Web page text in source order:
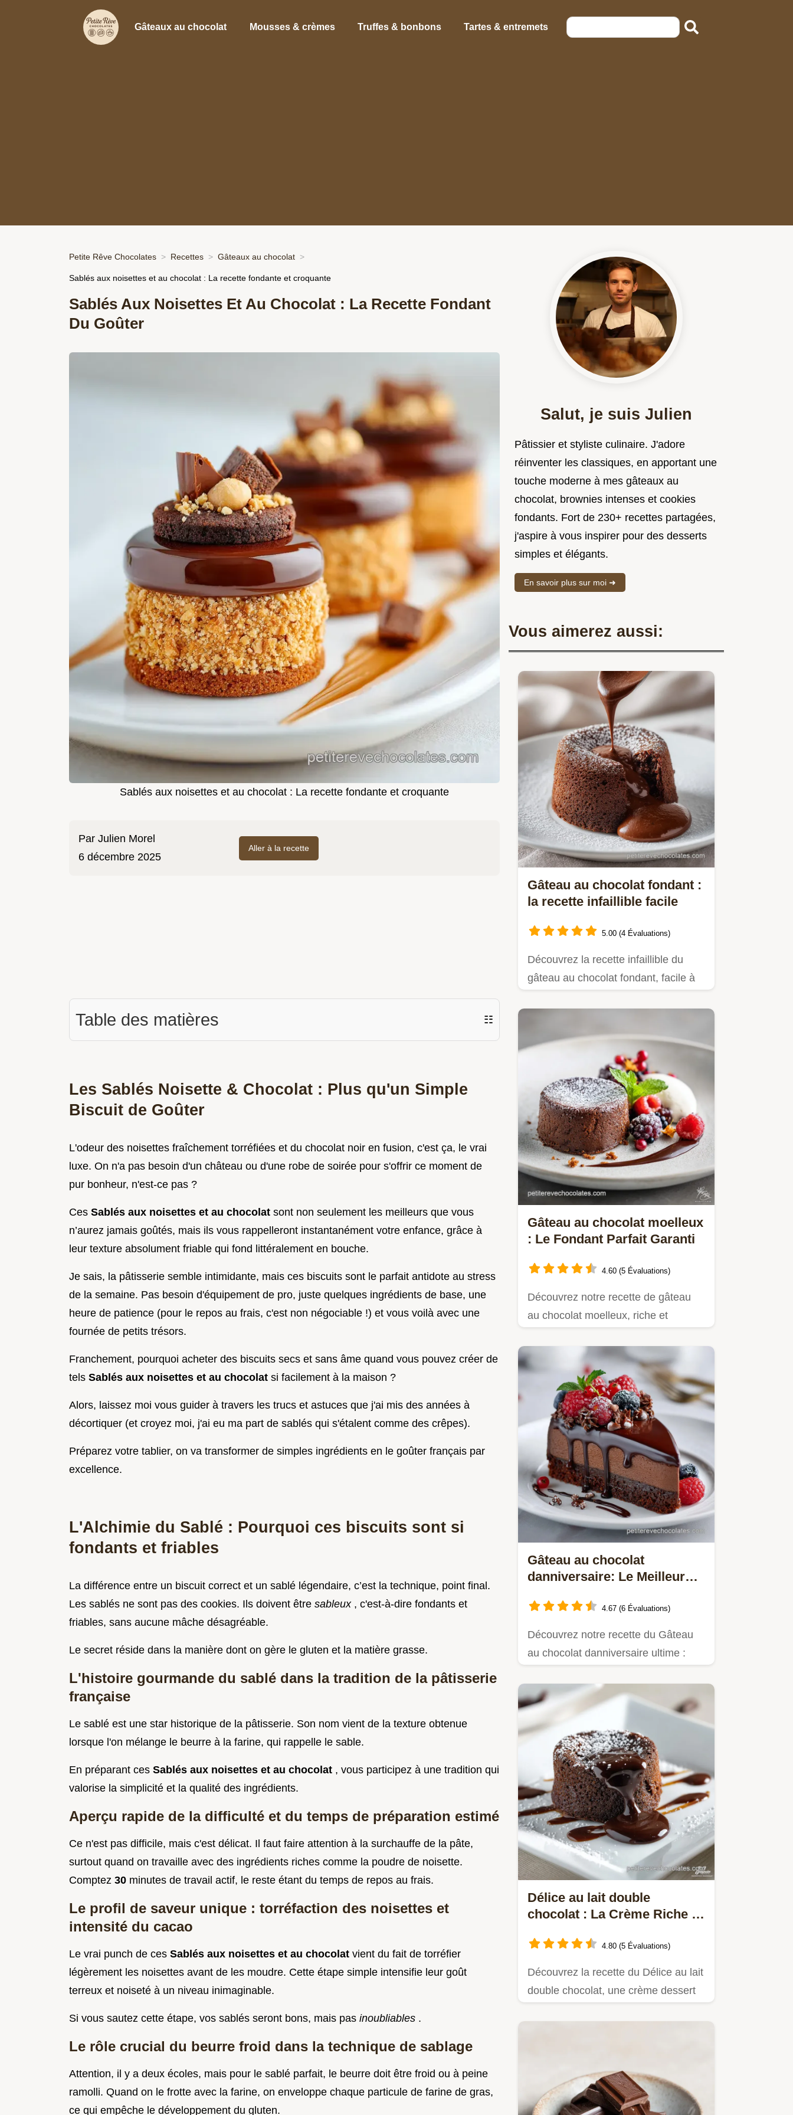
Gâteaux au chocolat Mousses & crèmes Truffes & bonbons Tartes & entremets
Petite Rêve Chocolates Recettes Gâteaux au chocolat
Sablés aux noisettes et au chocolat : La recette fondante et croquante
Sablés Aux Noisettes Et Au Chocolat : La Recette Fondant
Du Goûter
Sablés aux noisettes et au chocolat : La recette fondante et croquante
Par Julien Morel
6 décembre 2025
Aller à la recette
Table des matières ☷
Les Sablés Noisette & Chocolat : Plus qu'un Simple
Biscuit de Goûter
L'odeur des noisettes fraîchement torréfiées et du chocolat noir en fusion, c'est ça, le vrai
luxe. On n'a pas besoin d'un château ou d'une robe de soirée pour s'offrir ce moment de
pur bonheur, n'est-ce pas ?
Ces Sablés aux noisettes et au chocolat sont non seulement les meilleurs que vous
n’aurez jamais goûtés, mais ils vous rappelleront instantanément votre enfance, grâce à
leur texture absolument friable qui fond littéralement en bouche.
Je sais, la pâtisserie semble intimidante, mais ces biscuits sont le parfait antidote au stress
de la semaine. Pas besoin d'équipement de pro, juste quelques ingrédients de base, une
heure de patience (pour le repos au frais, c'est non négociable !) et vous voilà avec une
fournée de petits trésors.
Franchement, pourquoi acheter des biscuits secs et sans âme quand vous pouvez créer de
tels Sablés aux noisettes et au chocolat si facilement à la maison ?
Alors, laissez moi vous guider à travers les trucs et astuces que j'ai mis des années à
décortiquer (et croyez moi, j'ai eu ma part de sablés qui s'étalent comme des crêpes).
Préparez votre tablier, on va transformer de simples ingrédients en le goûter français par
excellence.
L'Alchimie du Sablé : Pourquoi ces biscuits sont si
fondants et friables
La différence entre un biscuit correct et un sablé légendaire, c’est la technique, point final.
Les sablés ne sont pas des cookies. Ils doivent être sableux , c'est-à-dire fondants et
friables, sans aucune mâche désagréable.
Le secret réside dans la manière dont on gère le gluten et la matière grasse.
L'histoire gourmande du sablé dans la tradition de la pâtisserie
française
Le sablé est une star historique de la pâtisserie. Son nom vient de la texture obtenue
lorsque l'on mélange le beurre à la farine, qui rappelle le sable.
En préparant ces Sablés aux noisettes et au chocolat , vous participez à une tradition qui
valorise la simplicité et la qualité des ingrédients.
Aperçu rapide de la difficulté et du temps de préparation estimé
Ce n'est pas difficile, mais c'est délicat. Il faut faire attention à la surchauffe de la pâte,
surtout quand on travaille avec des ingrédients riches comme la poudre de noisette.
Comptez 30 minutes de travail actif, le reste étant du temps de repos au frais.
Le profil de saveur unique : torréfaction des noisettes et
intensité du cacao
Le vrai punch de ces Sablés aux noisettes et au chocolat vient du fait de torréfier
légèrement les noisettes avant de les moudre. Cette étape simple intensifie leur goût
terreux et noiseté à un niveau inimaginable.
Si vous sautez cette étape, vos sablés seront bons, mais pas inoubliables .
Le rôle crucial du beurre froid dans la technique de sablage
Attention, il y a deux écoles, mais pour le sablé parfait, le beurre doit être froid ou à peine
ramolli. Quand on le frotte avec la farine, on enveloppe chaque particule de farine de gras,
ce qui empêche le développement du gluten.
Salut, je suis Julien
Pâtissier et styliste culinaire. J'adore
réinventer les classiques, en apportant une
touche moderne à mes gâteaux au
chocolat, brownies intenses et cookies
fondants. Fort de 230+ recettes partagées,
j'aspire à vous inspirer pour des desserts
simples et élégants.
En savoir plus sur moi ➜
Vous aimerez aussi:
Gâteau au chocolat fondant :
la recette infaillible facile
5.00 (4 Évaluations)
Découvrez la recette infaillible du
gâteau au chocolat fondant, facile à
Gâteau au chocolat moelleux
: Le Fondant Parfait Garanti
4.60 (5 Évaluations)
Découvrez notre recette de gâteau
au chocolat moelleux, riche et
Gâteau au chocolat
danniversaire: Le Meilleur
4.67 (6 Évaluations)
Découvrez notre recette du Gâteau
au chocolat danniversaire ultime :
Délice au lait double
chocolat : La Crème Riche et
4.80 (5 Évaluations)
Découvrez la recette du Délice au lait
double chocolat, une crème dessert